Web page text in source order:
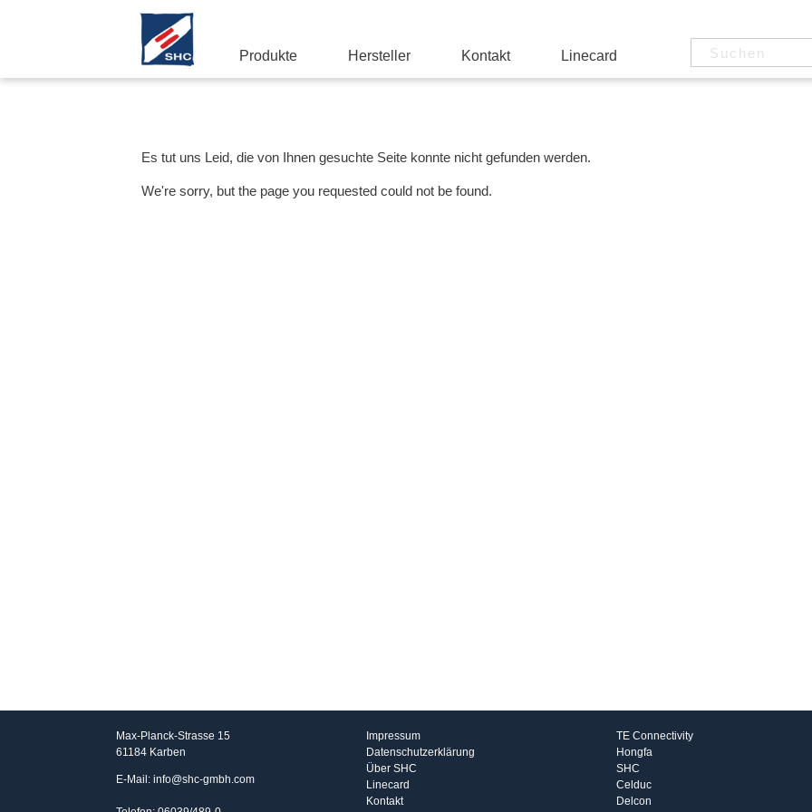
Produkte Hersteller Kontakt Linecard
Es tut uns Leid, die von Ihnen gesuchte Seite konnte nicht gefunden werden.
We're sorry, but the page you requested could not be found.
Max-Planck-Strasse 15
61184 Karben
E-Mail: info@shc-gmbh.com
Impressum
Datenschutzerklärung
Über SHC
Linecard
Kontakt
TE Connectivity
Hongfa
SHC
Celduc
Delcon